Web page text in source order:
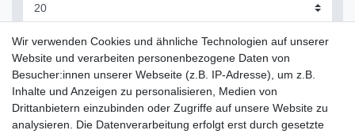
Filter
Zahlung und Versand
Wir verwenden Cookies und ähnliche Technologien auf unserer
Website und verarbeiten personenbezogene Daten von
Besucher:innen unserer Webseite (z.B. IP-Adresse), um z.B.
Inhalte und Anzeigen zu personalisieren, Medien von
Drittanbietern einzubinden oder Zugriffe auf unsere Website zu
analysieren. Die Datenverarbeitung erfolgt erst durch gesetzte